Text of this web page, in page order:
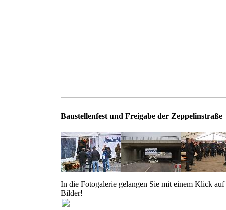
Baustellenfest und Freigabe der Zeppelinstraße
In die Fotogalerie gelangen Sie mit einem Klick auf
Bilder!